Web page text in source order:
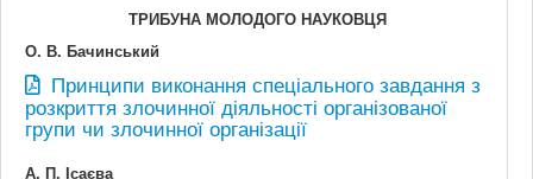
ТРИБУНА МОЛОДОГО НАУКОВЦЯ
О. В. Бачинський
Принципи виконання спеціального завдання з
розкриття злочинної діяльності організованої
групи чи злочинної організації
А. П. Ісаєва